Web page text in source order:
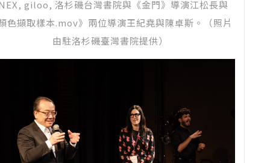
giloo, 洛杉磯台灣書院與《金門》導演江松長與
顏色擷取樣本.mov》兩位導演王紀堯與陳卓斯。（照片
由駐洛杉磯臺灣書院提供）